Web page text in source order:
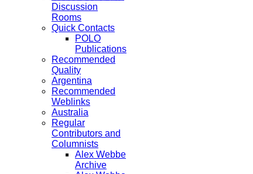
Discussion
Rooms
Quick Contacts
POLO
Publications
Recommended
Quality
Argentina
Recommended
Weblinks
Australia
Regular
Contributors and
Columnists
Alex Webbe
Archive